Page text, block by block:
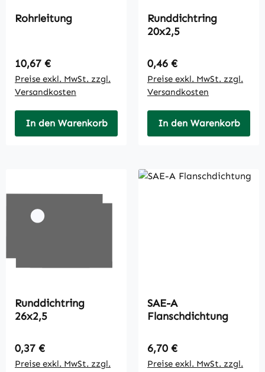
Rohrleitung
Regulärer Preis:
10,67 €
Preise exkl. MwSt. zzgl.
Versandkosten
In den Warenkorb
Runddichtring
20x2,5
Regulärer Preis:
0,46 €
Preise exkl. MwSt. zzgl.
Versandkosten
In den Warenkorb
Runddichtring
26x2,5
Regulärer Preis:
0,37 €
Preise exkl. MwSt. zzgl.
SAE-A
Flanschdichtung
Regulärer Preis:
6,70 €
Preise exkl. MwSt. zzgl.